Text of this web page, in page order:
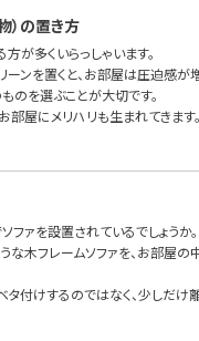
）の置き方
が多くいらっしゃいます。
ンを置くと、お部屋は圧迫感が
のを選ぶことが大切です。
部屋にメリハリも生まれてきま
ァを設置されているでしょうか。
な木フレームソファを、お部屋
タ付けするのではなく、少しだ